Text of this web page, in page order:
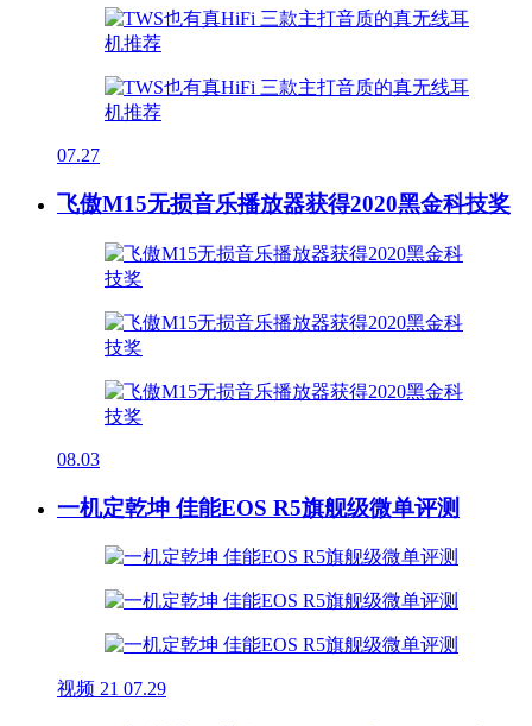
07.27
飞傲M15无损音乐播放器获得2020黑金科技奖
08.03
一机定乾坤 佳能EOS R5旗舰级微单评测
视频 21 07.29